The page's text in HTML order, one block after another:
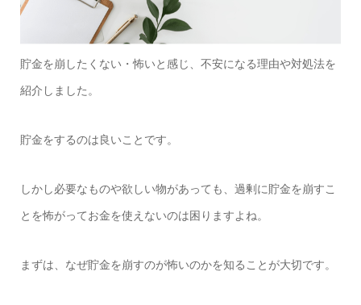
貯金を崩したくない・怖いと感じ、不安になる理由や対処法を
紹介しました。
貯金をするのは良いことです。
しかし必要なものや欲しい物があっても、過剰に貯金を崩すこ
とを怖がってお金を使えないのは困りますよね。
まずは、なぜ貯金を崩すのが怖いのかを知ることが大切です。